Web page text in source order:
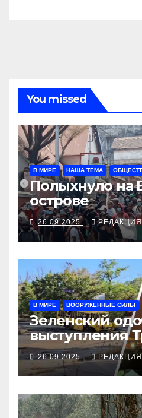
You missed
В МИРЕ НАША ТЕМА
Полыхнуло на
острове
26.09.2025 РЕДАКЦИЯ
В МИРЕ ВООРУЖЁННЫЕ СИЛЫ
Зеленский
выступления
закрыли
рубеж
26.09.2025 РЕДАКЦИЯ